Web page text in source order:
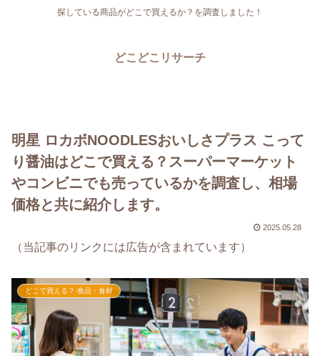
探している商品がどこで買えるか？を調査しました！
どこどこリサーチ
明星 ロカボNOODLESおいしさプラス こって
り醤油はどこで買える？スーパーマーケット
やコンビニでも売っているかを調査し、相場
価格と共に紹介します。
2025.05.28
（当記事のリンクには広告が含まれています）
どこで買える？-食品・食材